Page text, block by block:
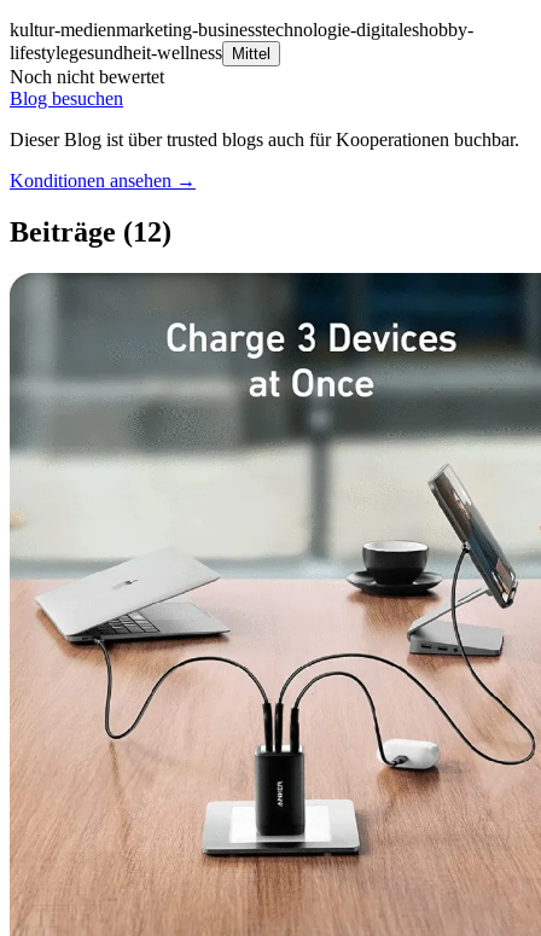
kultur-medienmarketing-businesstechnologie-digitaleshobby-
lifestylegesundheit-wellness Mittel
Noch nicht bewertet
Blog besuchen
Dieser Blog ist über trusted blogs auch für Kooperationen buchbar.
Konditionen ansehen →
Beiträge (12)